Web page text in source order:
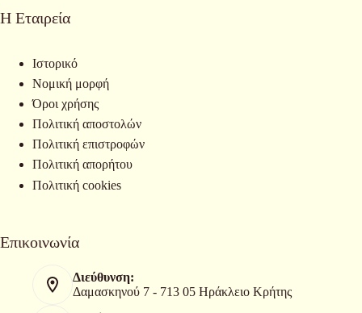
Η Εταιρεία
Ιστορικό
Νομική μορφή
Όροι χρήσης
Πολιτική αποστολών
Πολιτική επιστροφών
Πολιτική απορήτου
Πολιτική cookies
Επικοινωνία
Διεύθυνση:
Δαμασκηνού 7 - 713 05 Ηράκλειο Κρήτης